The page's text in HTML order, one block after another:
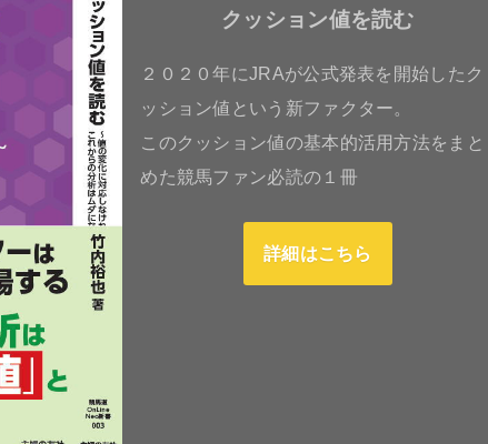
クッション値を読む
２０２０年にJRAが公式発表を開始したク
ッション値という新ファクター。
このクッション値の基本的活用方法をまと
めた競馬ファン必読の１冊
詳細はこちら